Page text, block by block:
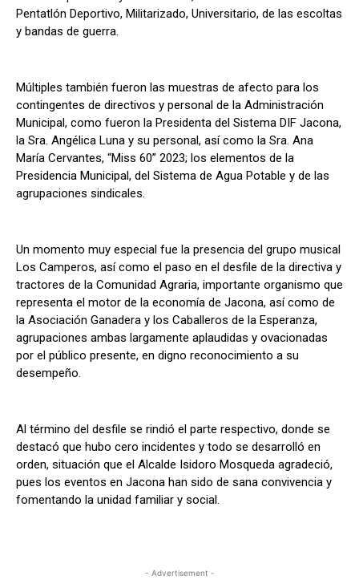
Pentatlón Deportivo, Militarizado, Universitario, de las escoltas
y bandas de guerra.
Múltiples también fueron las muestras de afecto para los
contingentes de directivos y personal de la Administración
Municipal, como fueron la Presidenta del Sistema DIF Jacona,
la Sra. Angélica Luna y su personal, así como la Sra. Ana
María Cervantes, “Miss 60” 2023; los elementos de la
Presidencia Municipal, del Sistema de Agua Potable y de las
agrupaciones sindicales.
Un momento muy especial fue la presencia del grupo musical
Los Camperos, así como el paso en el desfile de la directiva y
tractores de la Comunidad Agraria, importante organismo que
representa el motor de la economía de Jacona, así como de
la Asociación Ganadera y los Caballeros de la Esperanza,
agrupaciones ambas largamente aplaudidas y ovacionadas
por el público presente, en digno reconocimiento a su
desempeño.
Al término del desfile se rindió el parte respectivo, donde se
destacó que hubo cero incidentes y todo se desarrolló en
orden, situación que el Alcalde Isidoro Mosqueda agradeció,
pues los eventos en Jacona han sido de sana convivencia y
fomentando la unidad familiar y social.
- Advertisement -